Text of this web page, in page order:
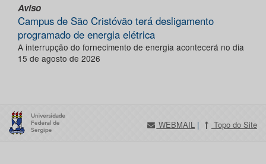
Aviso
Campus de São Cristóvão terá desligamento
programado de energia elétrica
A interrupção do fornecimento de energia acontecerá no dia
15 de agosto de 2026
WEBMAIL | Topo do Site